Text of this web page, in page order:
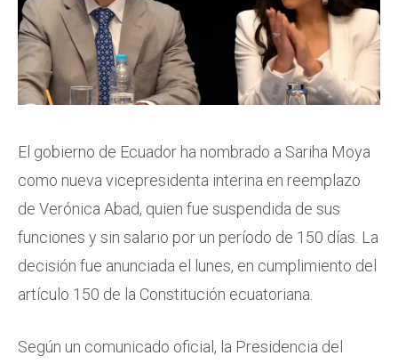
El gobierno de Ecuador ha nombrado a Sariha Moya
como nueva vicepresidenta interina en reemplazo
de Verónica Abad, quien fue suspendida de sus
funciones y sin salario por un período de 150 días. La
decisión fue anunciada el lunes, en cumplimiento del
artículo 150 de la Constitución ecuatoriana.
Según un comunicado oficial, la Presidencia del